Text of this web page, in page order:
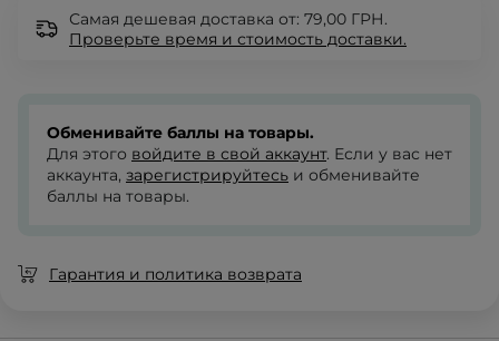
Самая дешевая доставка от: 79,00 ГРН.
Проверьте время и стоимость доставки.
Обменивайте баллы на товары.
Для этого войдите в свой аккаунт. Если у вас нет
аккаунта, зарегистрируйтесь и обменивайте
баллы на товары.
Гарантия и политика возврата